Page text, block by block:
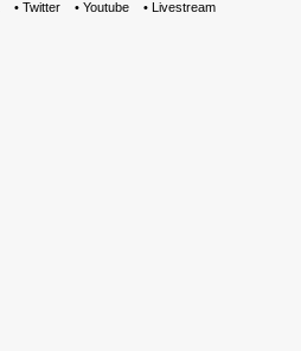
• Twitter • Youtube • Livestream